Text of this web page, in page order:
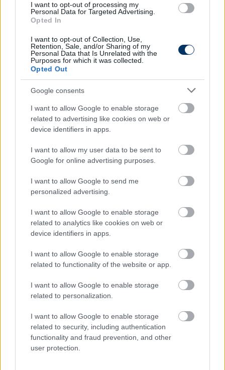
I want to opt-out of processing my
Personal Data for Targeted Advertising.
Opted In
I want to opt-out of Collection, Use,
Retention, Sale, and/or Sharing of my
Personal Data that Is Unrelated with the
Purposes for which it was collected.
Opted Out
Google consents
I want to allow Google to enable storage
related to advertising like cookies on web or
device identifiers in apps.
I want to allow my user data to be sent to
Google for online advertising purposes.
I want to allow Google to send me
personalized advertising.
I want to allow Google to enable storage
related to analytics like cookies on web or
device identifiers in apps.
I want to allow Google to enable storage
related to functionality of the website or app.
I want to allow Google to enable storage
related to personalization.
I want to allow Google to enable storage
related to security, including authentication
functionality and fraud prevention, and other
user protection.
Honvéd-Kecskemét 0-0
Honvéd: Szappanos - Cirkovic (Lovric 71.), Prenga,
Gomis, Szabó A., Tamás - Bocskay, Mitrovic
(Domingués 68.), Samperio - Kocsis (Plakuschenko
68.), Lukic (Ennin, a félidőben)
(cserék: Tujvel, Dúzs, Plakuschenko, Zsótér, Traoré,
Ennin, Lovric, Jónsson, Luka, Kerezsi, Domingués)
Kecskemét: Varga B. - Szalai, Belényesi, Szabó A.,
Szabó (Gréczi 88.) - Katona (Szabó L., 59.) Tóth B.,
Nagy K.
(cserék: Varga Á., Kersák, Sági, Grünvald, Pejovic,
Duranovic, Szabó L., Bodor, Buna, Ryashko, Meskhi,
között legyen a Google-találatokban
Tetszett a cikk? Megosztanád?
CÍMKÉK: #MAGYAR FOCI #NB I
#HONVÉD
#BUDAPEST HONVÉD
#KECSKEMÉT